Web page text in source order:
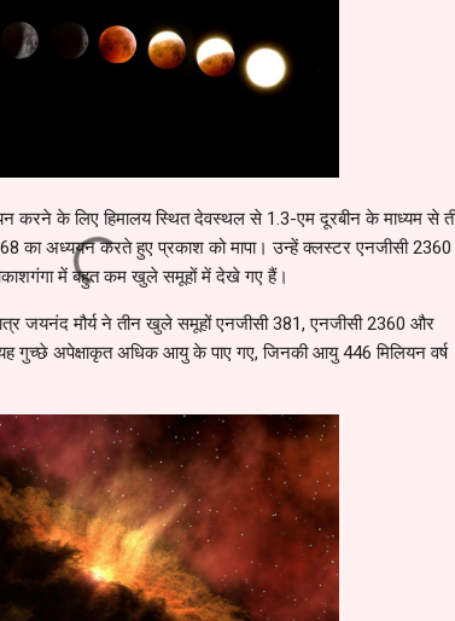
करने के लिए हिमालय स्थित देवस्थल से 1.3-एम दूरबीन के माध्यम से
का अध्ययन करते हुए प्रकाश को मापा। उन्हें क्लस्टर एनजीसी 2360
में बहुत कम खुले समूहों में देखे गए हैं।
जयनंद मौर्य ने तीन खुले समूहों एनजीसी 381, एनजीसी 2360 और
गुच्छे अपेक्षाकृत अधिक आयु के पाए गए, जिनकी आयु 446 मिलियन वर्ष